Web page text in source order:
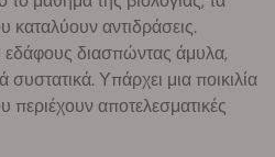
καταλύουν αντιδράσεις.
διασπώντας άμυλα,
συστατικά. Υπάρχει μια ποικιλία
αποτελεσματικές